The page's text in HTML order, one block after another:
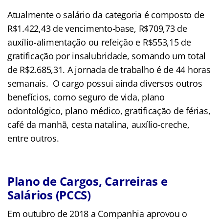
Atualmente o salário da categoria é composto de
R$1.422,43 de vencimento-base, R$709,73 de
auxílio-alimentação ou refeição e R$553,15 de
gratificação por insalubridade, somando um total
de R$2.685,31. A jornada de trabalho é de 44 horas
semanais. O cargo possui ainda diversos outros
benefícios, como seguro de vida, plano
odontológico, plano médico, gratificação de férias,
café da manhã, cesta natalina, auxílio-creche,
entre outros.
Plano de Cargos, Carreiras e
Salários (PCCS)
Em outubro de 2018 a Companhia aprovou o